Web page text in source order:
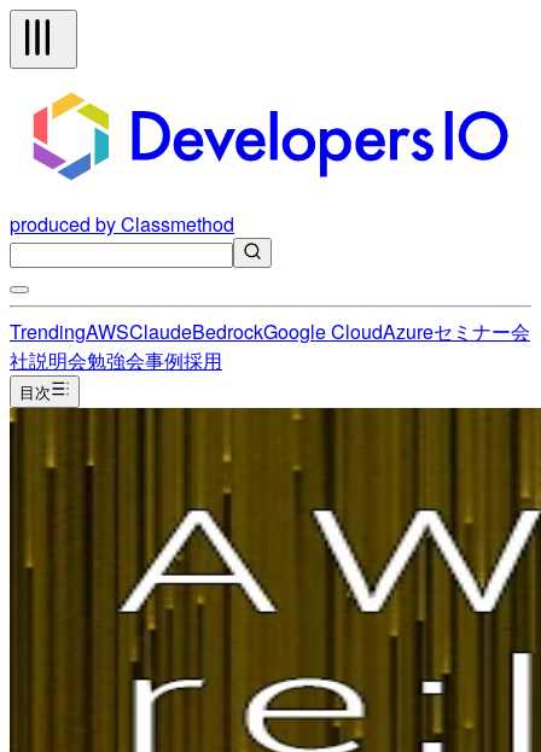
produced by Classmethod
TrendingAWSClaudeBedrockGoogle CloudAzureセミナー会
社説明会勉強会事例採用
目次